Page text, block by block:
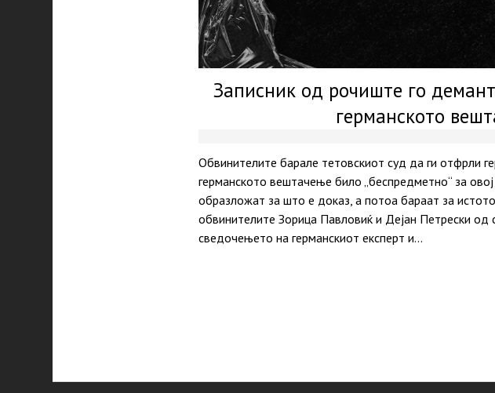
Записник од рочиште го
германското
Обвинителите барале тетовскиот суд да ги отфрли
германското вештачење било „беспредметно“ за
образложат за што е доказ, а потоа бараат за
обвинителите Зорица Павловиќ и Дејан Петрески
сведочењето на германскиот експерт и…